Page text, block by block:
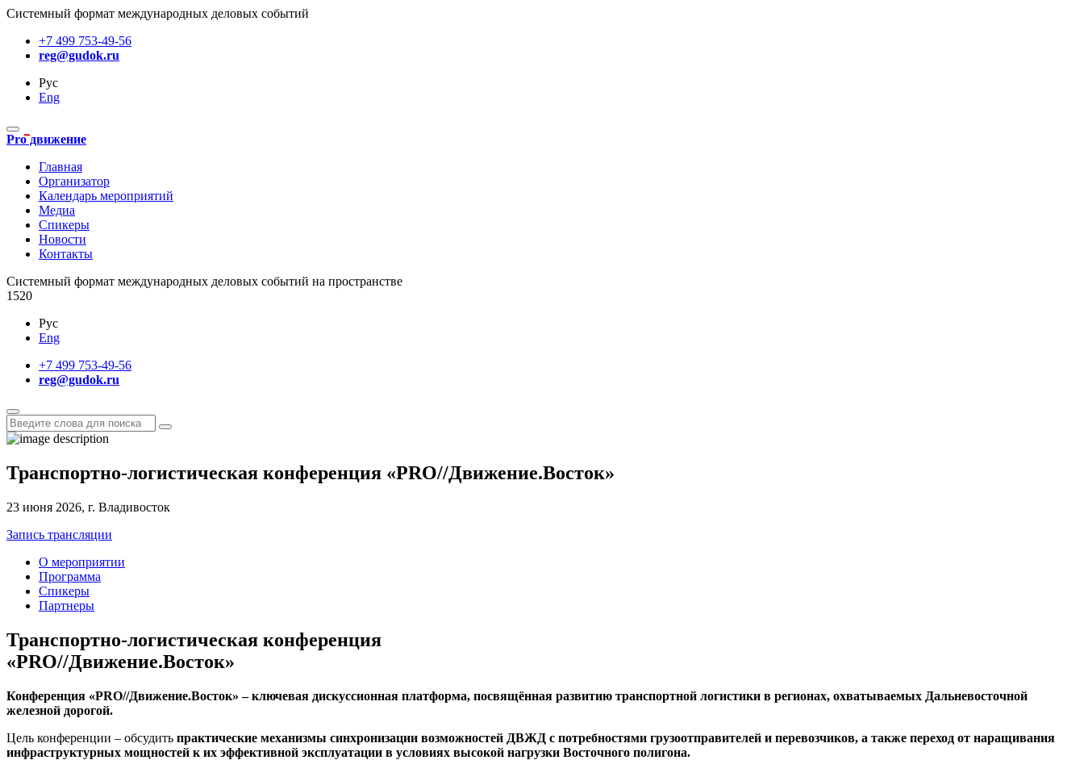
Системный формат международных деловых событий
+7 499 753-49-56
reg@gudok.ru
Рус
Eng
Pro движение
Главная
Организатор
Календарь мероприятий
Медиа
Спикеры
Новости
Контакты
Cистемный формат международных деловых событий на пространстве
1520
Рус
Eng
+7 499 753-49-56
reg@gudok.ru
Транспортно-логистическая конференция «PRO//Движение.Восток»
23 июня 2026, г. Владивосток
Запись трансляции
О мероприятии
Программа
Спикеры
Партнеры
Транспортно-логистическая конференция
«PRO//Движение.Восток»
Конференция «PRO//Движение.Восток» – ключевая дискуссионная платформа, посвящённая развитию транспортной логистики в регионах, охватываемых Дальневосточной
железной дорогой.
Цель конференции – обсудить практические механизмы синхронизации возможностей ДВЖД с потребностями грузоотправителей и перевозчиков, а также переход от наращивания
инфраструктурных мощностей к их эффективной эксплуатации в условиях высокой нагрузки Восточного полигона.